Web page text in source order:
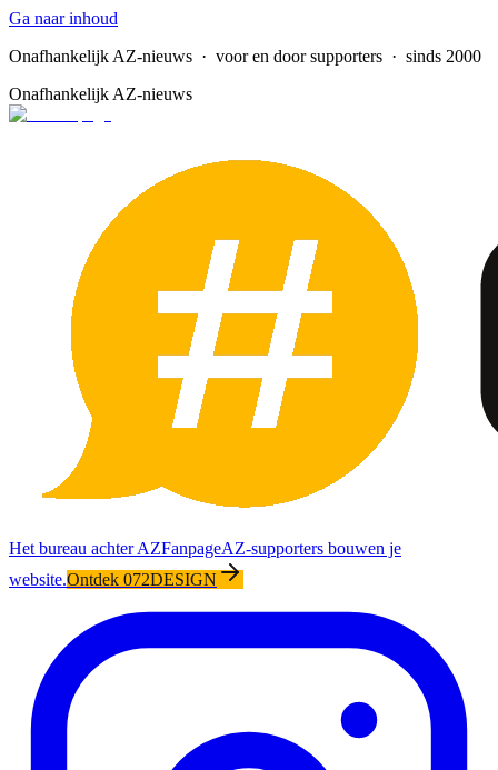
Ga naar inhoud
Onafhankelijk AZ-nieuws · voor en door supporters · sinds 2000
Onafhankelijk AZ-nieuws
Het bureau achter AZFanpageAZ-supporters bouwen je
website.Ontdek 072DESIGN